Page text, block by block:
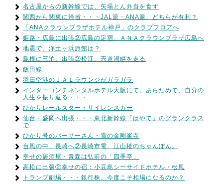
名古屋からの新幹線では、矢場とん弁当を食す
関西から関東に帰省・・・JAL派・ANA派、どちらが有利？
「ANAクラウンプラザホテル神戸」のクラブフロアへ
姫路・広島に出張②広島の定宿、ＡＮＡクラウンプラザ広島へ
地震で、浄土ヶ浜旅館は？
島根に三泊、出張②松江、宍道湖畔を走る
飯田線
羽田空港のＪＡＬラウンジがガラガラ
インターコンチネンタルホテル大阪にて。あらためて、自分の
人生を振り返る・・・
ひかりレールスター・サイレンスカー
仙台・盛岡へ出張・・・東北新幹線「はやて」のグランクラス
で
ひかり号のパーサーさん・雪の金剛峯寺
台風の中、長崎へ②長崎市電、江山楼のちゃんぽん。
幸せの居酒屋・青森は弘前の「四季亭」
高松に出張②幸せの宿：小豆島シーサイドホテル・松風
トランプ劇場・・・銀行株、今度こそ相場になるのか？